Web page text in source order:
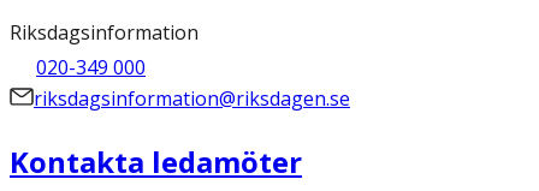
Riksdagsinformation
020-349 000
riksdagsinformation@riksdagen.se
Kontakta ledamöter